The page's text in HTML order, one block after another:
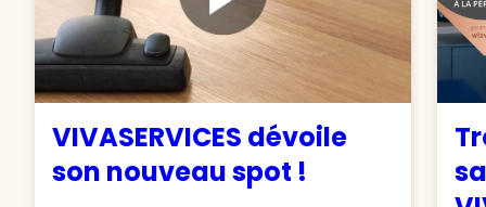
VIVASERVICES dévoile
son nouveau spot !